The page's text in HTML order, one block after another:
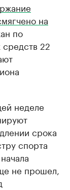
на
по
22
неделе
срока
спорта
не прошел,